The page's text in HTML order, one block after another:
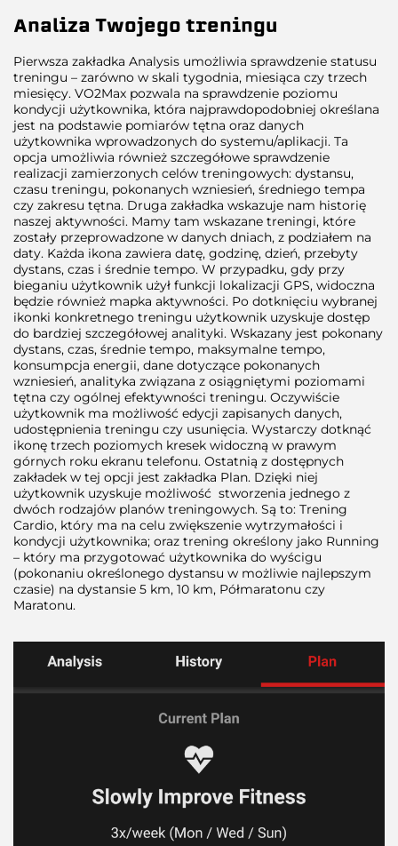
Analiza Twojego treningu
Pierwsza zakładka Analysis umożliwia sprawdzenie statusu
treningu – zarówno w skali tygodnia, miesiąca czy trzech
miesięcy. VO2Max pozwala na sprawdzenie poziomu
kondycji użytkownika, która najprawdopodobniej określana
jest na podstawie pomiarów tętna oraz danych
użytkownika wprowadzonych do systemu/aplikacji. Ta
opcja umożliwia również szczegółowe sprawdzenie
realizacji zamierzonych celów treningowych: dystansu,
czasu treningu, pokonanych wzniesień, średniego tempa
czy zakresu tętna. Druga zakładka wskazuje nam historię
naszej aktywności. Mamy tam wskazane treningi, które
zostały przeprowadzone w danych dniach, z podziałem na
daty. Każda ikona zawiera datę, godzinę, dzień, przebyty
dystans, czas i średnie tempo. W przypadku, gdy przy
bieganiu użytkownik użył funkcji lokalizacji GPS, widoczna
będzie również mapka aktywności. Po dotknięciu wybranej
ikonki konkretnego treningu użytkownik uzyskuje dostęp
do bardziej szczegółowej analityki. Wskazany jest pokonany
dystans, czas, średnie tempo, maksymalne tempo,
konsumpcja energii, dane dotyczące pokonanych
wzniesień, analityka związana z osiągniętymi poziomami
tętna czy ogólnej efektywności treningu. Oczywiście
użytkownik ma możliwość edycji zapisanych danych,
udostępnienia treningu czy usunięcia. Wystarczy dotknąć
ikonę trzech poziomych kresek widoczną w prawym
górnych roku ekranu telefonu. Ostatnią z dostępnych
zakładek w tej opcji jest zakładka Plan. Dzięki niej
użytkownik uzyskuje możliwość stworzenia jednego z
dwóch rodzajów planów treningowych. Są to: Trening
Cardio, który ma na celu zwiększenie wytrzymałości i
kondycji użytkownika; oraz trening określony jako Running
– który ma przygotować użytkownika do wyścigu
(pokonaniu określonego dystansu w możliwie najlepszym
czasie) na dystansie 5 km, 10 km, Półmaratonu czy
Maratonu.